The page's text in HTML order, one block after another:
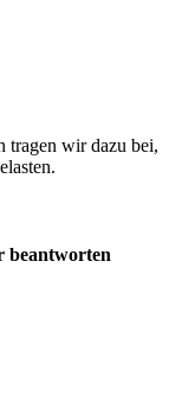
tragen wir dazu bei,
beantworten